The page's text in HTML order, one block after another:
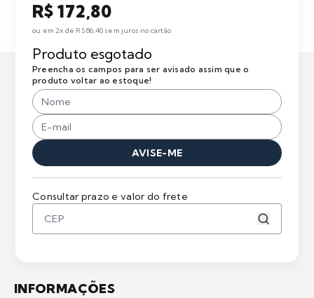
R$ 172,80
ou em 2x de R$ 86,40 sem juros no cartão
Produto esgotado
Preencha os campos para ser avisado assim que o
produto voltar ao estoque!
AVISE-ME
Consultar prazo e valor do frete
INFORMAÇÕES